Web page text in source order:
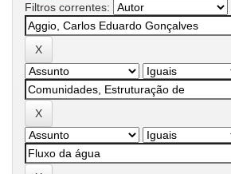
Filtros correntes: